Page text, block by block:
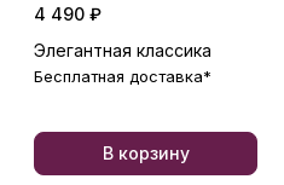
4 490 ₽
Элегантная классика
Бесплатная доставка*
В корзину